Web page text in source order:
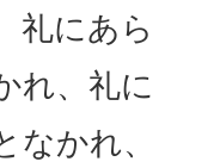
礼にあら
れ、礼に
かれ、